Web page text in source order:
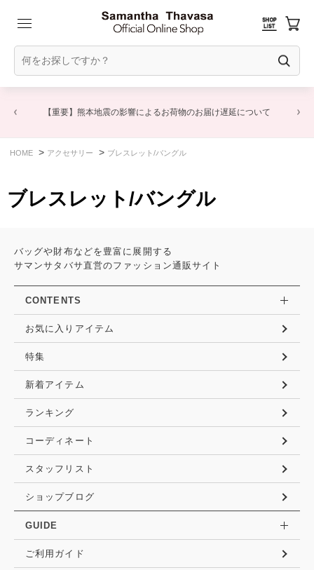
【重要】熊本地震の影響によるお荷物のお届け遅延について
HOME > アクセサリー > ブレスレット/バングル
ブレスレット/バングル
バッグや財布などを豊富に展開する
サマンサタバサ直営のファッション通販サイト
CONTENTS
お気に入りアイテム
特集
新着アイテム
ランキング
コーディネート
スタッフリスト
ショップブログ
GUIDE
ご利用ガイド